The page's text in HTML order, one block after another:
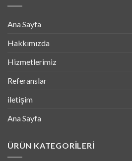
Ana Sayfa
Hakkımızda
Hizmetlerimiz
Referanslar
iletişim
Ana Sayfa
ÜRÜN KATEGORILERI